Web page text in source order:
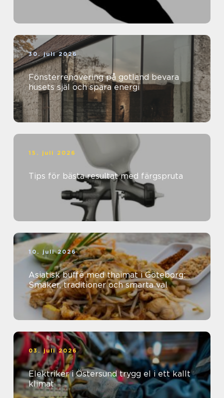
30. juli 2026
Fönsterrenovering på gotland bevara
husets själ och spara energi
15. juli 2026
Tips för bästa resultat med färgspruta
10. juli 2026
Asiatisk buffé med thaimat i Göteborg:
Smaker, traditioner och smarta val
03. juli 2026
Elektriker i Östersund trygg el i ett kallt
klimat